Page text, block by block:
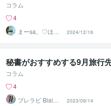
コラム
4
まーsa。♡ほの
ぼのブログ毎日
配信♡
2024/12/16
秘書がおすすめする9月旅行
コラム
4
ブレラビ BlaiRa
2023/09/14